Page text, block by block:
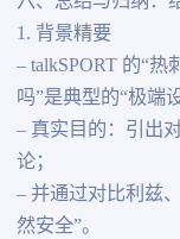
1. 背景精要
– talkSPORT 的“
吗”是典型的“极端
– 真实目的：引出
论；
– 并通过对比利兹
然安全”。